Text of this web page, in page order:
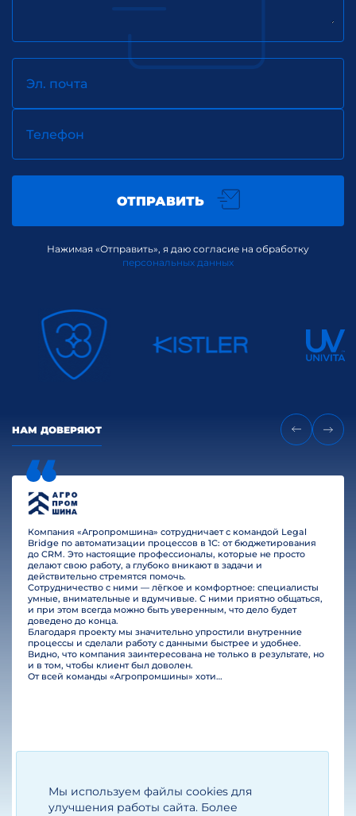
Мы используем файлы cookies для
улучшения работы сайта. Более
Эл. почта
Телефон
ОТПРАВИТЬ
Нажимая «Отправить», я даю согласие на обработку
персональных данных
НАМ ДОВЕРЯЮТ
Компания «Агропромшина» сотрудничает с командой Legal
Bridge по автоматизации процессов в 1С: от бюджетирования
до CRM. Это настоящие профессионалы, которые не просто
делают свою работу, а глубоко вникают в задачи и
действительно стремятся помочь.
Сотрудничество с ними — лёгкое и комфортное: специалисты
умные, внимательные и вдумчивые. С ними приятно общаться,
и при этом всегда можно быть уверенным, что дело будет
доведено до конца.
Благодаря проекту мы значительно упростили внутренние
процессы и сделали работу с данными быстрее и удобнее.
Видно, что компания заинтересована не только в результате, но
и в том, чтобы клиент был доволен.
От всей команды «Агропромшины» хотим поблагодарить специалистов Legal Bridge за отличную работу и человеческое отношение.…
Егизарян И.А.
Генеральный директор